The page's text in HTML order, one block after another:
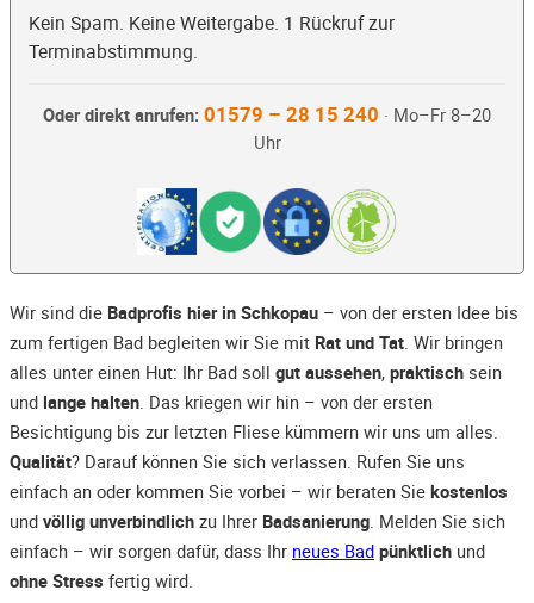
Kein Spam. Keine Weitergabe. 1 Rückruf zur
Terminabstimmung.
Oder direkt anrufen: 01579 – 28 15 240 · Mo–Fr 8–20
Uhr
Wir sind die Badprofis hier in Schkopau – von der ersten Idee bis
zum fertigen Bad begleiten wir Sie mit Rat und Tat. Wir bringen
alles unter einen Hut: Ihr Bad soll gut aussehen, praktisch sein
und lange halten. Das kriegen wir hin – von der ersten
Besichtigung bis zur letzten Fliese kümmern wir uns um alles.
Qualität? Darauf können Sie sich verlassen. Rufen Sie uns
einfach an oder kommen Sie vorbei – wir beraten Sie kostenlos
und völlig unverbindlich zu Ihrer Badsanierung. Melden Sie sich
einfach – wir sorgen dafür, dass Ihr neues Bad pünktlich und
ohne Stress fertig wird.